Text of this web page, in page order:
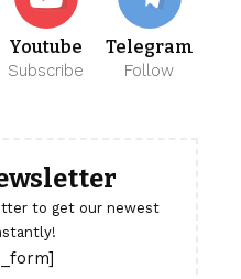
Youtube
Subscribe
Telegram
Follow
to get our newest